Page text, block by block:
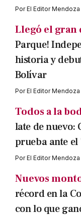
PorEl Editor Mendoza
Llegó el gran
Parque!
historia y
Bolívar
PorEl Editor Mendoza
Todos a la
late de nuevo:
prueba ante
PorEl Editor Mendoza
Nuevos
récord en la
con lo que